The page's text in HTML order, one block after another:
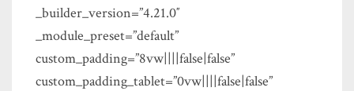
_builder_version=”4.21.0″
_module_preset=”default”
custom_padding=”8vw||||false|false”
custom_padding_tablet=”0vw||||false|false”